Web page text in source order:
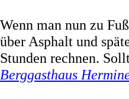
Wenn man nun zu
über Asphalt und
Stunden rechnen.
Berggasthaus